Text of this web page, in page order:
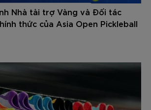
Nhà tài trợ Vàng và Đối tác
thức của Asia Open Pickleball